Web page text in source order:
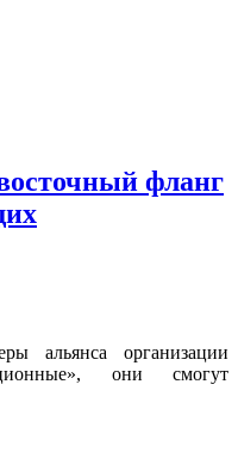
фланг
альянса организации
они смогут